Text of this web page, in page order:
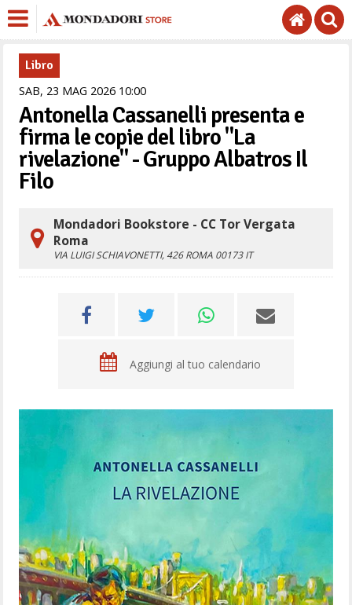
Libro
SAB, 23 MAG 2026 1000
Antonella Cassanelli presenta e
firma le copie del libro "La
rivelazione" - Gruppo Albatros Il
Filo
Mondadori Bookstore - CC Tor Vergata
Roma
VIA LUIGI SCHIAVONETTI, 426ROMA 00173 IT
Aggiungi al tuo calendario